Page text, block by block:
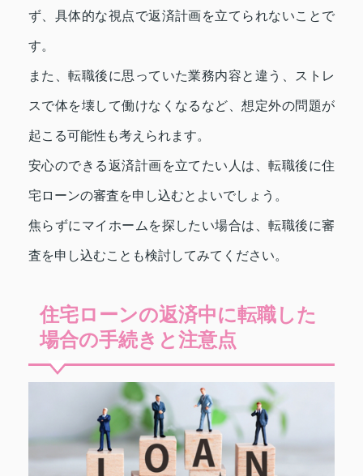
ず、具体的な視点で返済計画を立てられないことで
す。
また、転職後に思っていた業務内容と違う、ストレ
スで体を壊して働けなくなるなど、想定外の問題が
起こる可能性も考えられます。
安心のできる返済計画を立てたい人は、転職後に住
宅ローンの審査を申し込むとよいでしょう。
焦らずにマイホームを探したい場合は、転職後に審
査を申し込むことも検討してみてください。
住宅ローンの返済中に転職した
場合の手続きと注意点